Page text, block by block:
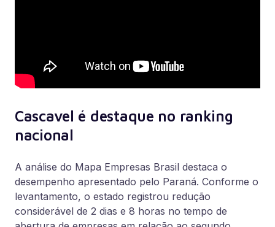
Cascavel é destaque no ranking
nacional
A análise do Mapa Empresas Brasil destaca o
desempenho apresentado pelo Paraná. Conforme o
levantamento, o estado registrou redução
considerável de 2 dias e 8 horas no tempo de